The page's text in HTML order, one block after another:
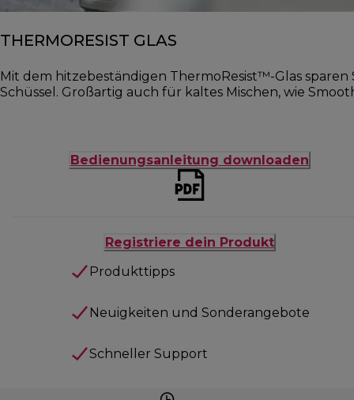
THERMORESIST GLAS
Mit dem hitzebeständigen ThermoResist™-Glas
Schüssel. Großartig auch für kaltes Mischen, wie
Bedienungsanleitung downloaden
Registriere dein Produkt
Produkttipps
Neuigkeiten und Sonderangebote
Schneller Support